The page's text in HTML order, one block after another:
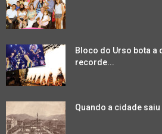
Bloco do Urso bota a
recorde...
Quando a cidade